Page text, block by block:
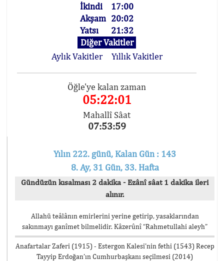
İkindi
17:00
Akşam 20:02
Yatsı
21:32
Diğer Vakitler
Aylık Vakitler
Yıllık Vakitler
Öğle'ye kalan zaman
05:22:01
Mahallî Sâat
07:53:59
Yılın 222. günü, Kalan Gün : 143
8. Ay, 31 Gün, 33. Hafta
Gündüzün kısalması 2 dakika - Ezânî sâat 1 dakika ileri
alınır.
Allahü teâlânın emirlerini yerine getirip, yasaklarından
sakınmayı ganîmet bilmelidir. Kâzerûnî “Rahmetullahi aleyh”
Anafartalar Zaferi (1915) - Estergon Kalesi’nin fethi (1543) Recep
Tayyip Erdoğan’ın Cumhurbaşkanı seçilmesi (2014)